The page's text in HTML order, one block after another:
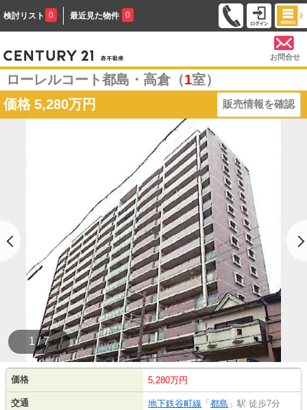
検討リスト 0 最近見た物件 0
お問合せ
ローレルコート都島・高倉（1室）
価格 5,280万円 販売情報を確認
1 / 7
価格 5,280万円
交通 地下鉄谷町線 「 都島 」駅 徒歩7分